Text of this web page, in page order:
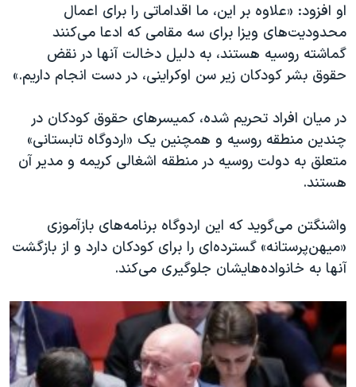
او افزود: «علاوه بر این، ما اقداماتی را برای اعمال
محدودیت‌های ویزا برای سه مقامی که ادعا می‌کنند
گماشته روسیه هستند، به دلیل دخالت آنها در نقض
حقوق بشر کودکان زیر سن اوکراینی، در دست انجام داریم.»
در میان افراد تحریم شده، کمیسرهای حقوق کودکان در
چندین منطقه روسیه و همچنین یک «اردوگاه تابستانی»
متعلق به دولت روسیه در منطقه اشغالی کریمه و مدیر آن
هستند.
واشنگتن می‌گوید که این اردوگاه برنامه‌های بازآموزی
«میهن‌پرستانه» گسترده‌ای را برای کودکان دارد و از بازگشت
آنها به خانواده‌هایشان جلوگیری می‌کند.